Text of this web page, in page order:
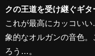
クの王道を受け継ぐギタ
これが最高にカッコい
象的なオルガンの音色
ろう…。